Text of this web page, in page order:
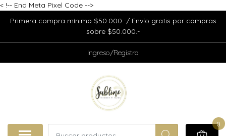
< !-- End Meta Pixel Code -->
Primera compra mínimo $50.000.-/ Envío gratis por compras
sobre $50.000.-
Ingreso/Registro
0